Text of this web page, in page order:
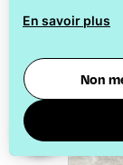
En savoir plus
Non